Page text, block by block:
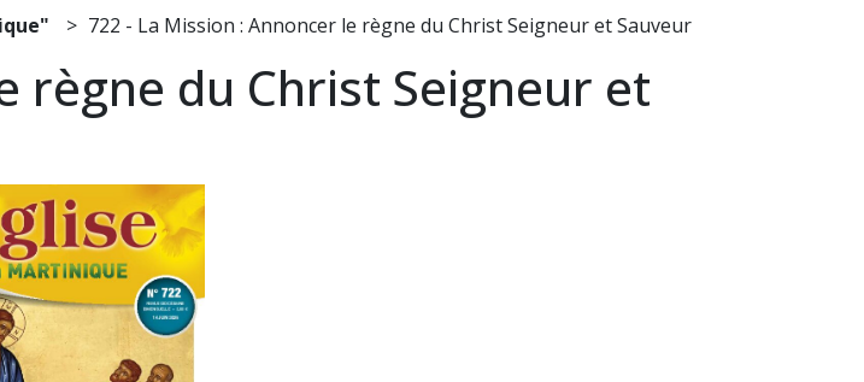
722 - La Mission : Annoncer le règne du Christ Seigneur et Sauveur
règne du Christ Seigneur et